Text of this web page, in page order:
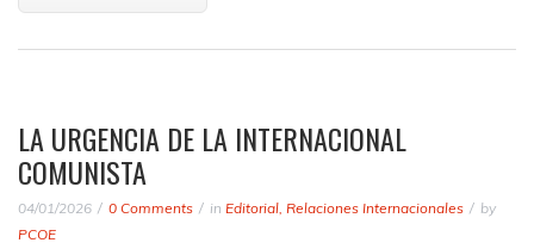
LA URGENCIA DE LA INTERNACIONAL
COMUNISTA
04/01/2026 0 Comments in Editorial, Relaciones Internacionales
by
PCOE